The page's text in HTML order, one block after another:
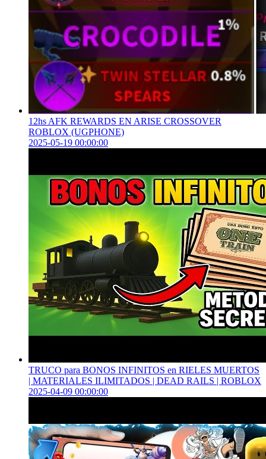
12hs AFK REWARDS EN ARISE CROSSOVER
ROBLOX (UGPHONE)
2025-05-19 00:00:00
TRUCO para BONOS INFINITOS en RIELES MUERTOS
| MATERIALES ILIMITADOS | DEAD RAILS | ROBLOX
2025-04-09 00:00:00